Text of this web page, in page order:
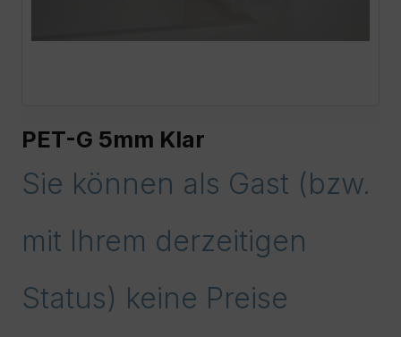
PET-G 5mm Klar
Sie können als Gast (bzw.
mit Ihrem derzeitigen
Status) keine Preise